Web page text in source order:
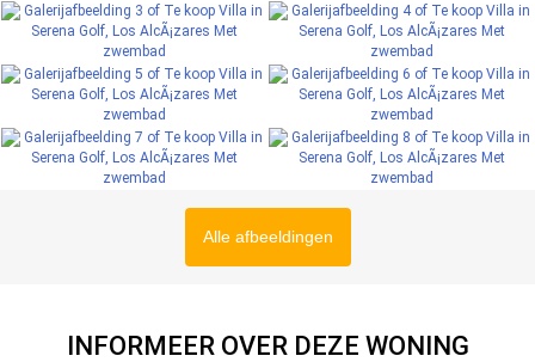
Alle afbeeldingen
INFORMEER OVER DEZE WONING